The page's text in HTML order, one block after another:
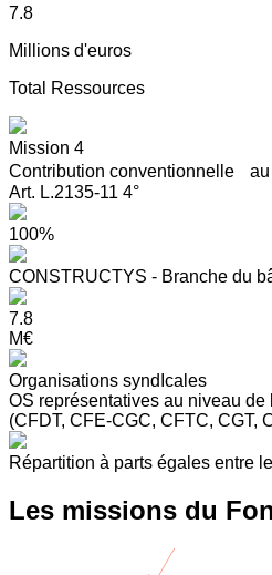
7.8
Millions d'euros
Total Ressources
Mission 4
Contribution conventionnelle
Art. L.2135-11 4°
100%
CONSTRUCTYS - Branche du
7.8
M€
Organisations syndIcales
OS représentatives au niveau de
(CFDT, CFE-CGC, CFTC, CGT,
Répartition à parts égales entre
Les missions du